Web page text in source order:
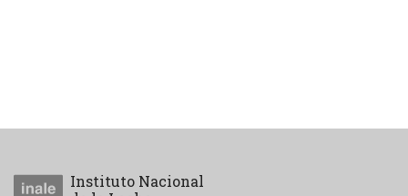
Instituto Nacional